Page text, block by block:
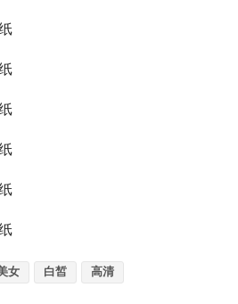
女 白皙 高清